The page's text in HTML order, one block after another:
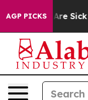
AGP PICKSAre Sick and